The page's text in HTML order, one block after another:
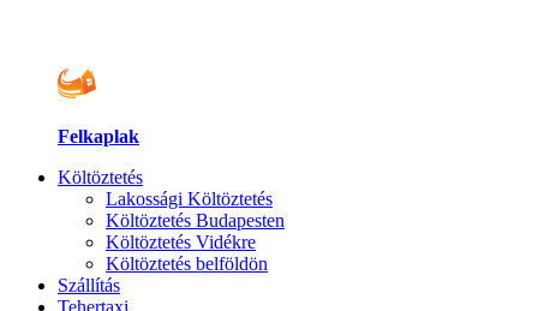
Felkaplak
Költöztetés
Lakossági Költöztetés
Költöztetés Budapesten
Költöztetés Vidékre
Költöztetés belföldön
Szállítás
Tehertaxi